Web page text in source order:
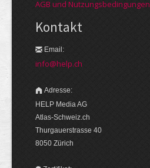
AGB und Nutzungsbedingungen
Kontakt
Email:
info@help.ch
Adresse:
HELP Media AG
Atlas-Schweiz.ch
Thurgauerstrasse 40
8050 Zürich